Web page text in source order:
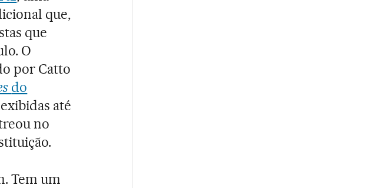
que,
que
O
por Catto
do
até
no
Tem um